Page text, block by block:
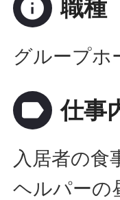
info 職種
グループホ
label 仕事
入居者の食
ヘルパーの